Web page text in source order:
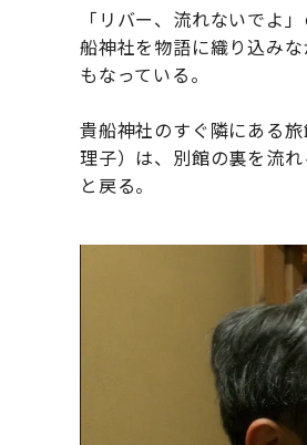
「リバー、流れないでよ
船神社を物語に織り込み
もなっている。
貴船神社のすぐ隣にある
理子）は、別館の裏を流
と戻る。